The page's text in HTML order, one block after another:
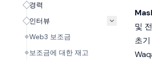
경력
인터뷰
Web3 보조금
보조금에 대한 재고
및
초